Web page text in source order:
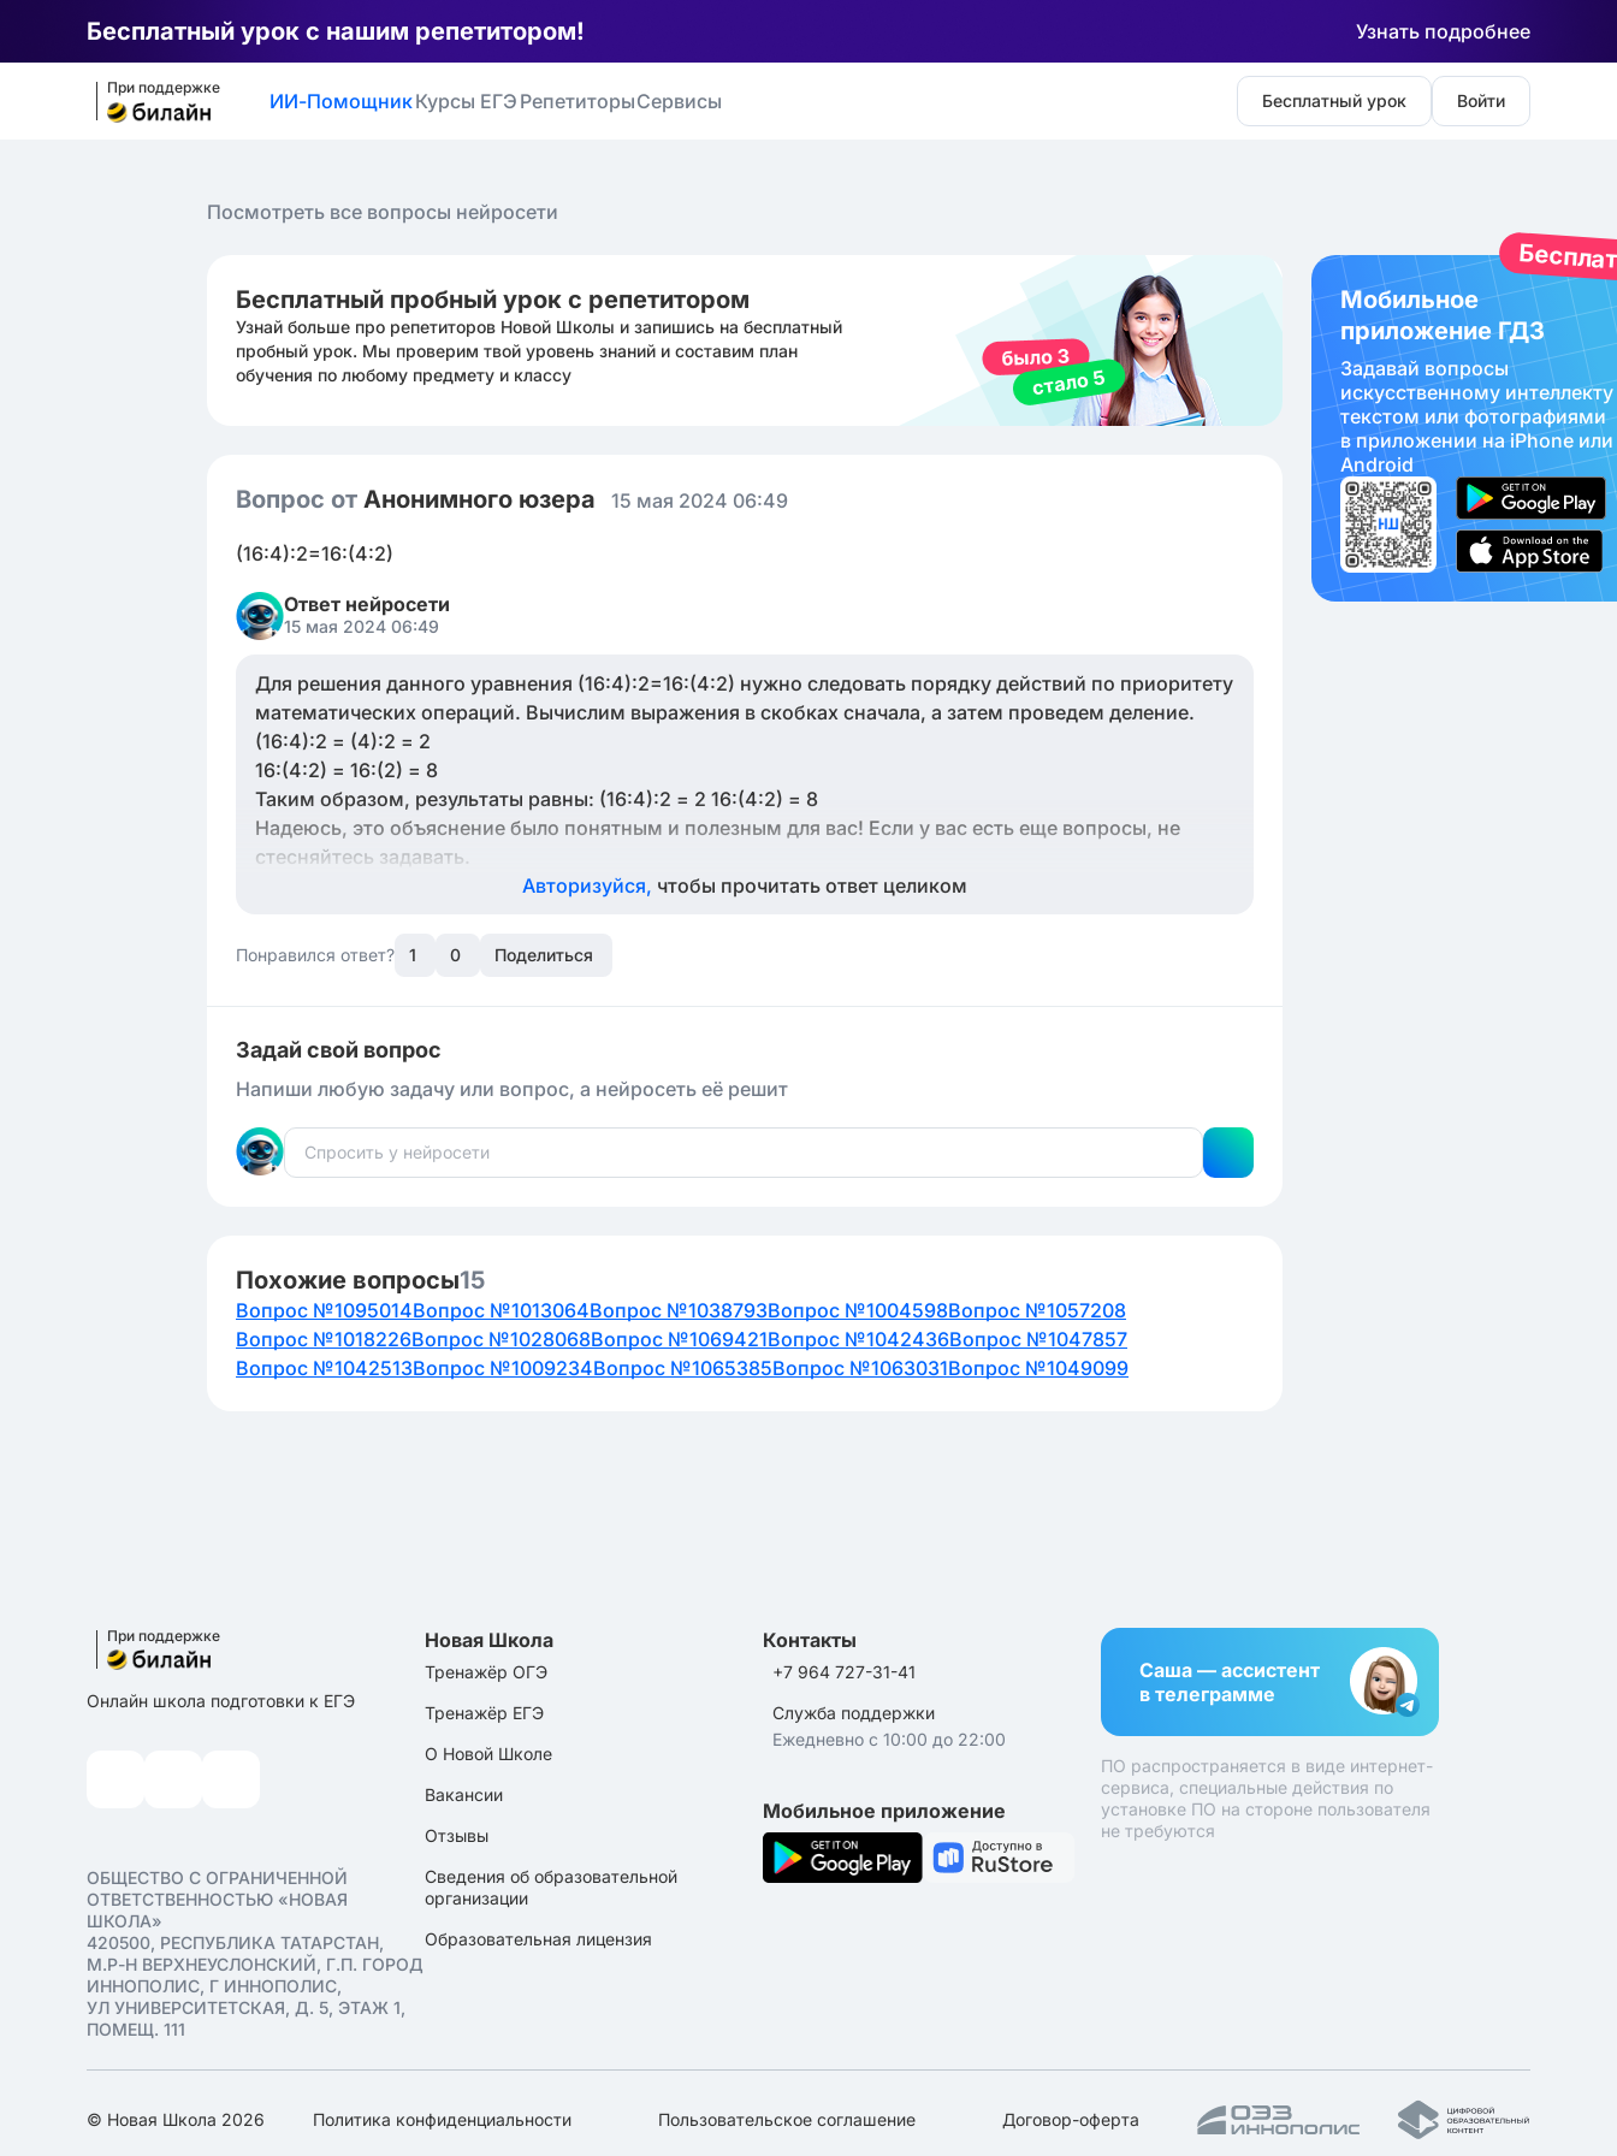
Бесплатный урок с нашим репетитором! Узнать подробнее
При поддержке
ИИ-ПомощникКурсы ЕГЭ РепетиторыСервисы Бесплатный урок Войти
Посмотреть все вопросы нейросети
Бесплатный пробный урок с репетитором
Узнай больше про репетиторов Новой Школы и запишись на бесплатный
пробный урок. Мы проверим твой уровень знаний и составим план
обучения по любому предмету и классу
Вопрос от Анонимного юзера 15 мая 2024 06:49
(16:4):2=16:(4:2)
Ответ нейросети
15 мая 2024 06:49
Для решения данного уравнения (16:4):2=16:(4:2) нужно следовать порядку действий по приоритету
математических операций. Вычислим выражения в скобках сначала, а затем проведем деление.
(16:4):2 = (4):2 = 2
16:(4:2) = 16:(2) = 8
Таким образом, результаты равны: (16:4):2 = 2 16:(4:2) = 8
Надеюсь, это объяснение было понятным и полезным для вас! Если у вас есть еще вопросы, не
стесняйтесь задавать.
Авторизуйся, чтобы прочитать ответ целиком
Понравился ответ? 1 0 Поделиться
Задай свой вопрос
Напиши любую задачу или вопрос, а нейросеть её решит
Похожие вопросы15
Вопрос №1095014Вопрос №1013064Вопрос №1038793Вопрос №1004598Вопрос №1057208
Вопрос №1018226Вопрос №1028068Вопрос №1069421Вопрос №1042436Вопрос №1047857
Вопрос №1042513Вопрос №1009234Вопрос №1065385Вопрос №1063031Вопрос №1049099
Мобильное
приложение ГДЗ
Задавай вопросы
искуcственному интеллекту
текстом или фотографиями
в приложении на iPhone или
Android
При поддержке
Онлайн школа подготовки к ЕГЭ
ОБЩЕСТВО С ОГРАНИЧЕННОЙ
ОТВЕТСТВЕННОСТЬЮ «НОВАЯ
ШКОЛА»
420500, РЕСПУБЛИКА ТАТАРСТАН,
М.Р-Н ВЕРХНЕУСЛОНСКИЙ, Г.П. ГОРОД
ИННОПОЛИС, Г ИННОПОЛИС,
УЛ УНИВЕРСИТЕТСКАЯ, Д. 5, ЭТАЖ 1,
ПОМЕЩ. 111
Новая Школа
Тренажёр ОГЭ
Тренажёр ЕГЭ
О Новой Школе
Вакансии
Отзывы
Сведения об образовательной
организации
Образовательная лицензия
Контакты
+7 964 727-31-41
Служба поддержки
Ежедневно с 10:00 до 22:00
Мобильное приложение
Саша — ассистент
в телеграмме
ПО распространяется в виде интернет-
сервиса, специальные действия по
установке ПО на стороне пользователя
не требуются
© Новая Школа 2026 Политика конфиденциальности Пользовательское соглашение Договор-оферта